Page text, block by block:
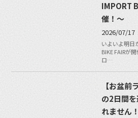
IMPORT
催！〜
2026/07/17
いよいよ明日
BIKE FAIRが
ロ…
【お盆前
の2日間
れません